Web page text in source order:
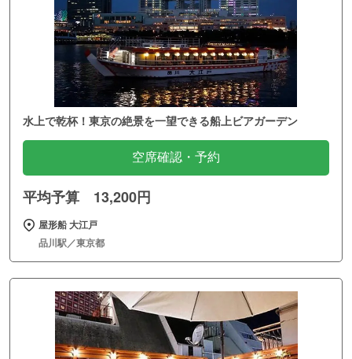
水上で乾杯！東京の絶景を一望できる船上ビアガーデン
空席確認・予約
平均予算 13,200円
屋形船 大江戸
品川駅／東京都